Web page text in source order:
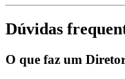
Dúvidas
O que faz um